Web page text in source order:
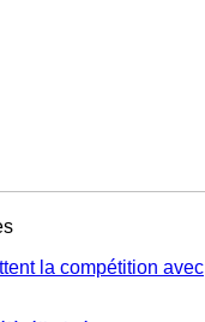
la compétition avec